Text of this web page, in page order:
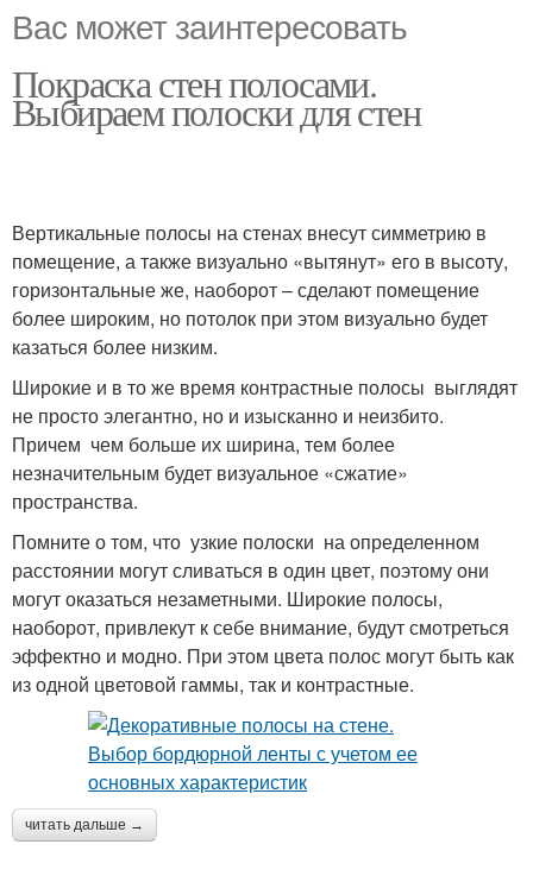
Вас может заинтересовать
Покраска стен полосами.
Выбираем полоски для стен
Вертикальные полосы на стенах внесут симметрию в
помещение, а также визуально «вытянут» его в высоту,
горизонтальные же, наоборот – сделают помещение
более широким, но потолок при этом визуально будет
казаться более низким.
Широкие и в то же время контрастные полосы выглядят
не просто элегантно, но и изысканно и неизбито.
Причем чем больше их ширина, тем более
незначительным будет визуальное «сжатие»
пространства.
Помните о том, что узкие полоски на определенном
расстоянии могут сливаться в один цвет, поэтому они
могут оказаться незаметными. Широкие полосы,
наоборот, привлекут к себе внимание, будут смотреться
эффектно и модно. При этом цвета полос могут быть как
из одной цветовой гаммы, так и контрастные.
читать дальше →